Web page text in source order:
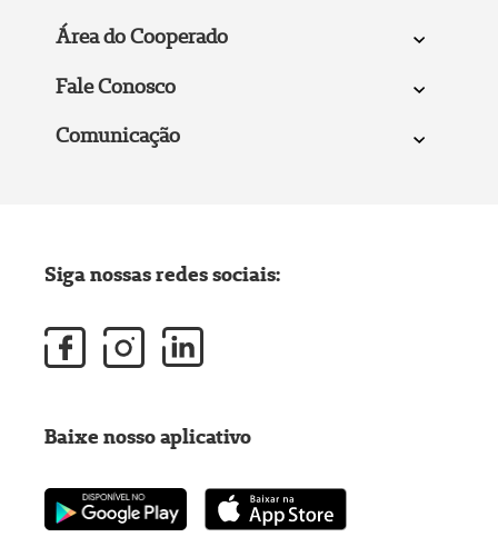
Área do Cooperado
Fale Conosco
Comunicação
Siga nossas redes sociais:
Baixe nosso aplicativo